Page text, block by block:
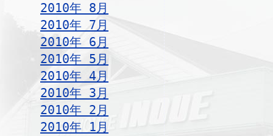
2010年 8月
2010年 7月
2010年 6月
2010年 5月
2010年 4月
2010年 3月
2010年 2月
2010年 1月